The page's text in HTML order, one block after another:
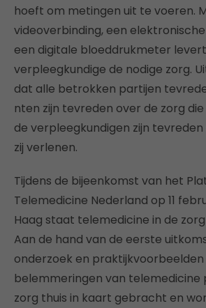
hoeft om metingen uit te voeren.
videoverbinding, een
een digitale bloeddrukmeter
verpleegkundige de nodige zorg.
dat alle betrokken partijen
nten zijn tevreden over de zorg
de verpleegkundigen zijn
zij verlenen.
Tijdens de bijeenkomst van het
Telemedicine Nederland op 11
Haag staat telemedicine in de
Aan de hand van de eerste
onderzoek en
belemmeringen van telemedicine
zorg thuis in kaart gebracht en